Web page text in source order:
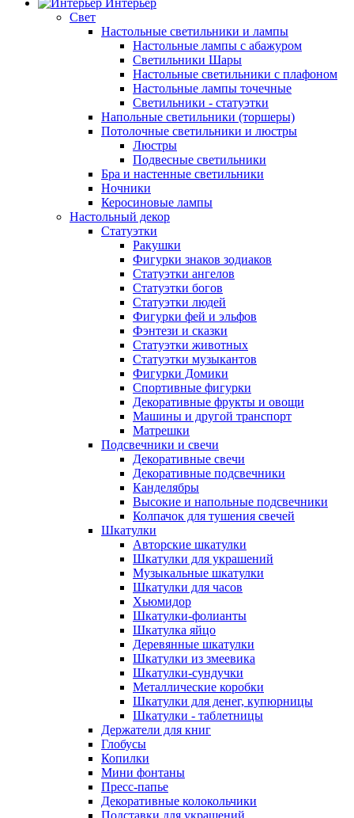
Интерьер
Свет
Настольные светильники и лампы
Настольные лампы с абажуром
Светильники Шары
Настольные светильники с плафоном
Настольные лампы точечные
Светильники - статуэтки
Напольные светильники (торшеры)
Потолочные светильники и люстры
Люстры
Подвесные светильники
Бра и настенные светильники
Ночники
Керосиновые лампы
Настольный декор
Статуэтки
Ракушки
Фигурки знаков зодиаков
Статуэтки ангелов
Статуэтки богов
Статуэтки людей
Фигурки фей и эльфов
Фэнтези и сказки
Статуэтки животных
Статуэтки музыкантов
Фигурки Домики
Спортивные фигурки
Декоративные фрукты и овощи
Машины и другой транспорт
Матрешки
Подсвечники и свечи
Декоративные свечи
Декоративные подсвечники
Канделябры
Высокие и напольные подсвечники
Колпачок для тушения свечей
Шкатулки
Авторские шкатулки
Шкатулки для украшений
Музыкальные шкатулки
Шкатулки для часов
Хьюмидор
Шкатулки-фолианты
Шкатулка яйцо
Деревянные шкатулки
Шкатулки из змеевика
Шкатулки-сундучки
Металлические коробки
Шкатулки для денег, купюрницы
Шкатулки - таблетницы
Держатели для книг
Глобусы
Копилки
Мини фонтаны
Пресс-папье
Декоративные колокольчики
Подставки для украшений